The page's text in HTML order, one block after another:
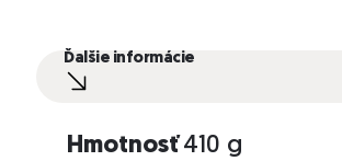
Ďalšie informácie
Hmotnosť 410 g